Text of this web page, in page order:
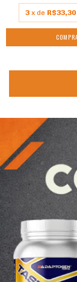
3 x de R$33,30